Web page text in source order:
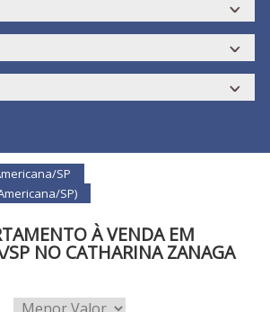
SP
SP)
À VENDA EM
SP NO CATHARINA ZANAGA